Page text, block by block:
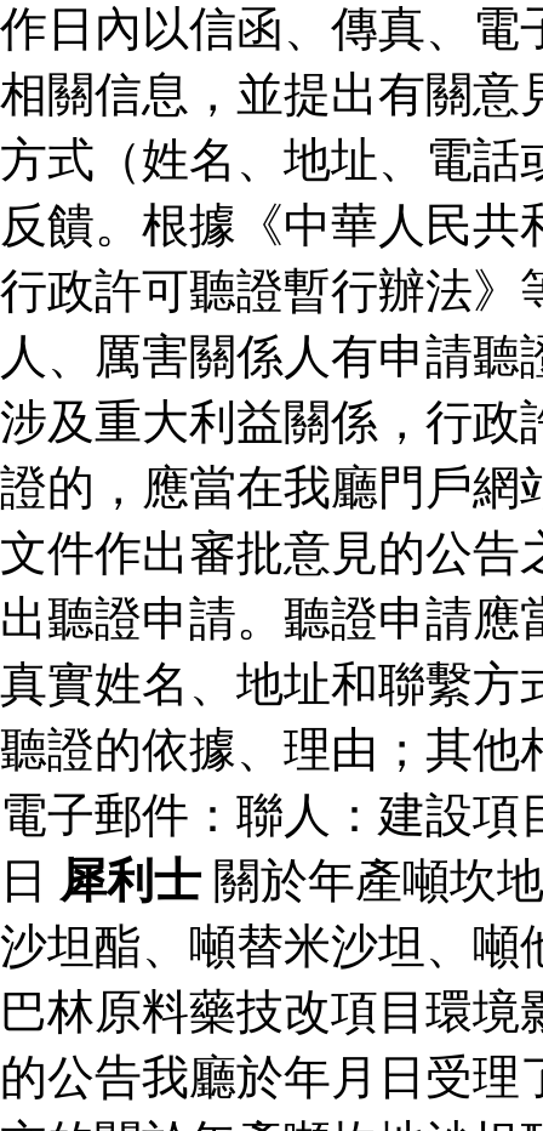
作日內以信函、傳真、電
相關信息，並提出有關意
方式（姓名、地址、電話
反饋。根據《中華人民
行政許可聽證暫行辦法》
人、厲害關係人有申請
涉及重大利益關係，行政
證的，應當在我廳門戶網
文件作出審批意見的公告
出聽證申請。聽證申請
真實姓名、地址和聯繫方
聽證的依據、理由；其他
電子郵件：聯人：建設
日 犀利士 關於年產噸坎
沙坦酯、噸替米沙坦、噸
巴林原料藥技改項目環
的公告我廳於年月日受